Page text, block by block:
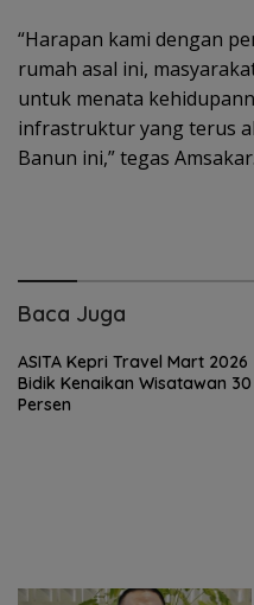
“Harapan kami dengan
rumah asal ini,
untuk menata
infrastruktur yang terus
Banun ini,” tegas Amsakar.
Baca Juga
ASITA Kepri Travel Mart 2026
Bidik Kenaikan Wisatawan 30
Persen